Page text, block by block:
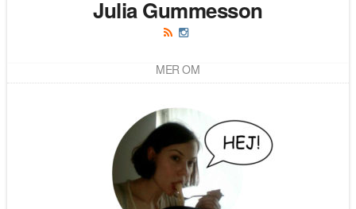
Julia Gummesson
MER OM